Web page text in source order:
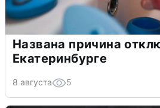
Названа причина
Екатеринбурге
8 августа 5